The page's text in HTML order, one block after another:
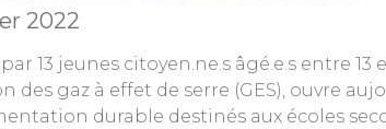
2022
13 jeunes citoyen.ne.s âgé.e.s entre 13
des gaz à effet de serre (GES), ouvre
durable destinés aux écoles